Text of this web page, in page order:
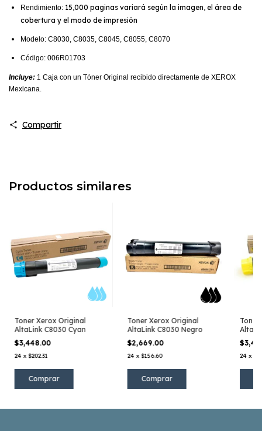
Rendimiento: 15,000 paginas variará según la imagen, el área de
cobertura y el modo de impresión
Modelo: C8030, C8035, C8045, C8055, C8070
Código: 006R01703
Incluye: 1 Caja con un Tóner Original recibido directamente de XEROX
Mexicana.
Compartir
Productos similares
Toner Xerox Original
AltaLink C8030 Cyan
$3,448.00
24 x$202.31
Toner Xerox Original
AltaLink C8030 Negro
$2,669.00
24 x$156.60 24 x